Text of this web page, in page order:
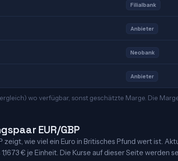
Filialbank
Anbieter
Neobank
Anbieter
wo verfügbar, sonst geschätzte Marge. Die
EUR/GBP
zeigt, wie viel ein Euro in Britisches Pfund wert ist.
€ je Einheit. Die Kurse auf dieser Seite werden